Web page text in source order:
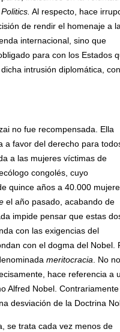
Al respecto, hace
de rendir el homenaje a
internacional, sino que
para con los Estados
intrusión diplomática, con
no fue recompensada. Ella
a favor del derecho para
a las mujeres víctimas de
congolés, cuyo
quince años a 40.000
el año pasado, acabando de
impide pensar que estas
con las exigencias del
con el dogma del Nobel.
meritocracia. No
hace referencia a
Alfred Nobel.
desviación de la Doctrina
se trata cada vez menos de